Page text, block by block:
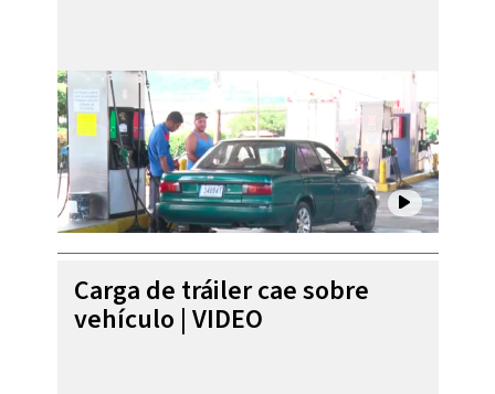
Carga de tráiler cae sobre
vehículo | VIDEO